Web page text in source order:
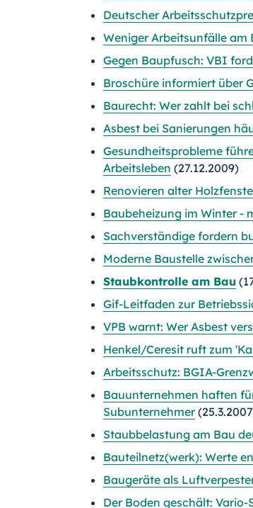
Deutscher
Weniger Arbeitsunfälle am
Gegen Baupfusch: VBI
Broschüre informiert über
Baurecht: Wer zahlt bei
Asbest bei Sanierungen
Gesundheitsprobleme
Arbeitsleben (27.12.2009)
Renovieren alter
Baubeheizung im Winter -
Sachverständige fordern
Moderne Baustelle
Staubkontrolle am Bau
Gif-Leitfaden zur
VPB warnt: Wer Asbest
Henkel/Ceresit ruft zum
Arbeitsschutz: BGIA-
Bauunternehmen haften
Subunternehmer
Staubbelastung am Bau
Bauteilnetz(werk): Werte
Baugeräte als
Der Boden geschält: